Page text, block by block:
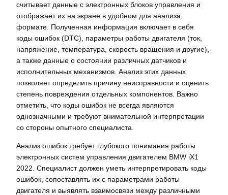
считывает данные с электронных блоков управления и
отображает их на экране в удобном для анализа
формате. Полученная информация включает в себя
коды ошибок (DTC), параметры работы двигателя (ток,
напряжение, температура, скорость вращения и другие),
а также данные о состоянии различных датчиков и
исполнительных механизмов. Анализ этих данных
позволяет определить причину неисправности и оценить
степень повреждения отдельных компонентов. Важно
отметить, что коды ошибок не всегда являются
однозначными и требуют внимательной интерпретации
со стороны опытного специалиста.
Анализ ошибок требует глубокого понимания работы
электронных систем управления двигателем BMW iX1
2022. Специалист должен уметь интерпретировать коды
ошибок, сопоставлять их с параметрами работы
двигателя и выявлять взаимосвязи между различными